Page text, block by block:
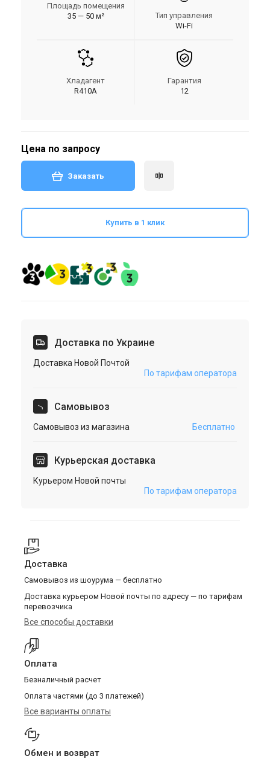
Площадь помещения
35 — 50 м²
Тип управления
Wi-Fi
Хладагент
R410A
Гарантия
12
Цена по запросу
Заказать
Купить в 1 клик
Доставка по Украине
Доставка Новой Почтой
По тарифам оператора
Cамовывоз
Самовывоз из магазина Бесплатно
Курьерская доставка
Курьером Новой почты
По тарифам оператора
Доставка
Самовывоз из шоурума — бесплатно
Доставка курьером Новой почты по адресу — по тарифам
перевозчика
Все способы доставки
Оплата
Безналичный расчет
Оплата частями (до 3 платежей)
Все варианты оплаты
Обмен и возврат